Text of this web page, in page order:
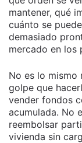
mantener, qué
cuánto se
demasiado
mercado en los
No es lo mismo
golpe que
vender fondos
acumulada. No
reembolsar
vivienda sin